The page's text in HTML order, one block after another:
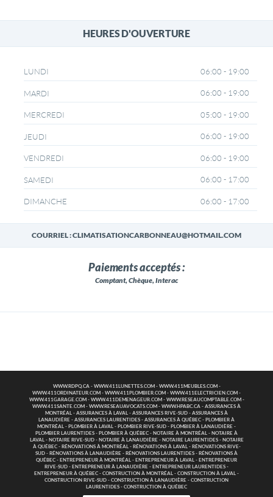
HEURES D'OUVERTURE
LUNDI 06:00 - 19:00
MARDI 06:00 - 19:00
MERCREDI 05:00 - 19:00
JEUDI 06:00 - 19:00
VENDREDI 06:00 - 19:00
SAMEDI 06:00 - 17:00
DIMANCHE 06:00 - 17:00
COURRIEL : CLIMATISATIONCARBONNEAU@HOTMAIL.COM
Paiements acceptés :
Comptant, Chèque, Interac
WWW.RDPQ.CA- WWW.411LUNETTES.COM - WWW.411MEUBLES.COM -
WWW.411ORDINATEUR.COM - WWW.411PLOMBIER.COM - WWW.411ELECTRICIEN.COM -
WWW.411GARAGE.COM - WWW.411DEMENAGEUR.COM - WWW.RESEAUCOMPTABLE.COM -
WWW.411SANTE.COM - WWW.RESEAUAVOCATS.COM - WWW.HPABC.CA - ASSURANCES À
MONTRÉAL - ASSURANCES À LAVAL - ASSURANCES RIVE-SUD - ASSURANCES À
LANAUDIÈRE - ASSURANCES LAURENTIDES - ASSURANCES À QUÉBEC - PLOMBIER À
MONTRÉAL - PLOMBIER À LAVAL - PLOMBIER RIVE-SUD - PLOMBIER À LANAUDIÈRE -
PLOMBIER LAURENTIDES - PLOMBIER À QUÉBEC - NOTAIRE À MONTRÉAL - NOTAIRE À
LAVAL- NOTAIRE RIVE-SUD- NOTAIRE À LANAUDIÈRE- NOTAIRE LAURENTIDES- NOTAIRE
À QUÉBEC- RÉNOVATIONS À MONTRÉAL- RÉNOVATIONS À LAVAL- RÉNOVATIONS RIVE-
SUD - RÉNOVATIONS À LANAUDIÈRE - RÉNOVATIONS LAURENTIDES - RÉNOVATIONS À
QUÉBEC - ENTREPRENEUR À MONTRÉAL - ENTREPRENEUR À LAVAL - ENTREPRENEUR
RIVE-SUD - ENTREPRENEUR À LANAUDIÈRE - ENTREPRENEUR LAURENTIDES -
ENTREPRENEUR À QUÉBEC - CONSTRUCTION À MONTRÉAL - CONSTRUCTION À LAVAL -
CONSTRUCTION RIVE-SUD - CONSTRUCTION À LANAUDIÈRE - CONSTRUCTION
LAURENTIDES - CONSTRUCTION À QUÉBEC